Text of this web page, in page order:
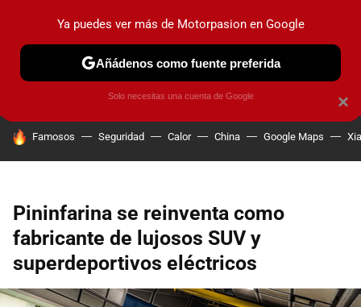
PRUEBAS COCHES ELÉCTRICOS OBSERVATORIO
HOY SE HABLA DE
Famosos Seguridad Calor China Google Maps
Pininfarina se reinventa como
fabricante de lujosos SUV y
superdeportivos eléctricos
×
Ya puedes ver más de Motorpasion en Google
Añádenos como fuente preferida
Solo necesitas una cuenta de Google